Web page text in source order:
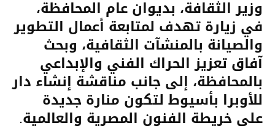
وزير الثقافة، بديوان عام المحافظة،
في زيارة تهدف لمتابعة أعمال التطوير
والصيانة بالمنشآت الثقافية، وبحث
آفاق تعزيز الحراك الفني والإبداعي
بالمحافظة، إلى جانب مناقشة إنشاء دار
للأوبرا بأسيوط لتكون منارة جديدة
على خريطة الفنون المصرية والعالمية.